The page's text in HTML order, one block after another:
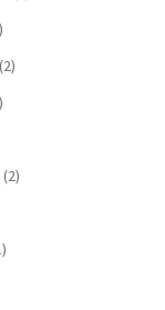
(2)
(2)